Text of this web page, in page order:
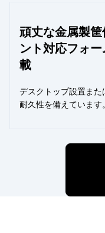
頑丈な金属製
ント対応フォ
載
デスクトップ設置ま
耐久性を備えています。